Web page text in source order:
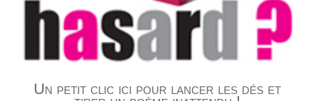
Un petit clic ici pour lancer les dés et